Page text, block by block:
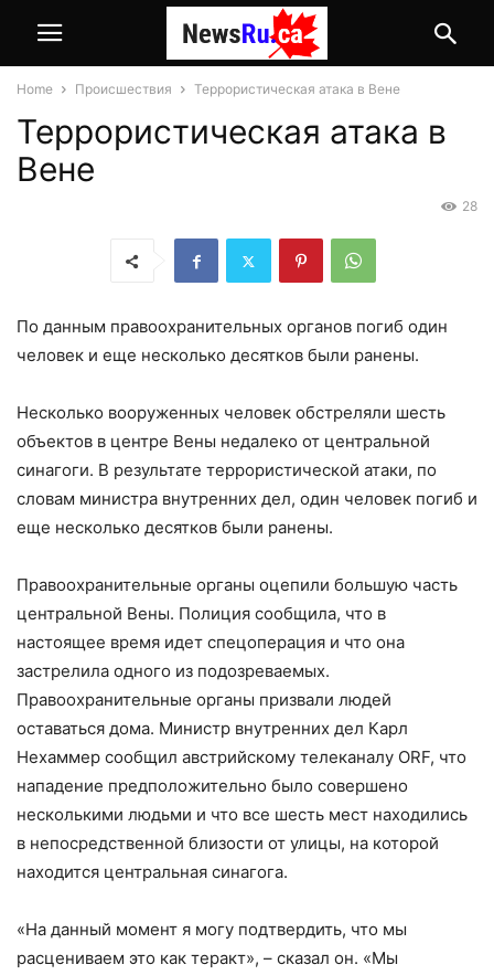
Home Происшествия Террористическая атака в Вене
Террористическая атака в
Вене
28
По данным правоохранительных органов погиб один
человек и еще несколько десятков были ранены.
Несколько вооруженных человек обстреляли шесть
объектов в центре Вены недалеко от центральной
синагоги. В результате террористической атаки, по
словам министра внутренних дел, один человек погиб и
еще несколько десятков были ранены.
Правоохранительные органы оцепили большую часть
центральной Вены. Полиция сообщила, что в
настоящее время идет спецоперация и что она
застрелила одного из подозреваемых.
Правоохранительные органы призвали людей
оставаться дома. Министр внутренних дел Карл
Нехаммер сообщил австрийскому телеканалу ORF, что
нападение предположительно было совершено
несколькими людьми и что все шесть мест находились
в непосредственной близости от улицы, на которой
находится центральная синагога.
«На данный момент я могу подтвердить, что мы
расцениваем это как теракт», – сказал он. «Мы